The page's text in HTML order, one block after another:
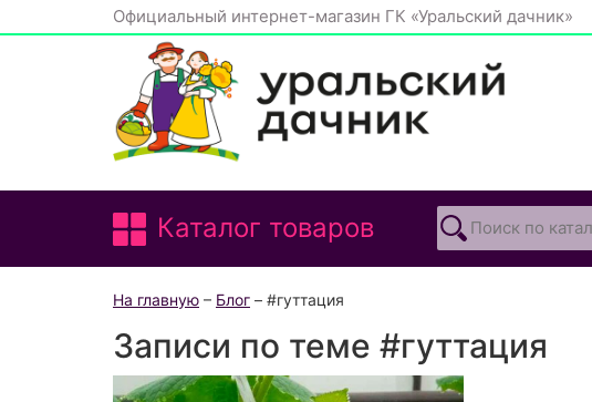
Официальный интернет-магазин ГК «Уральский дачник»
Каталог товаров
На главную – Блог – #гуттация
Записи по теме #гуттация